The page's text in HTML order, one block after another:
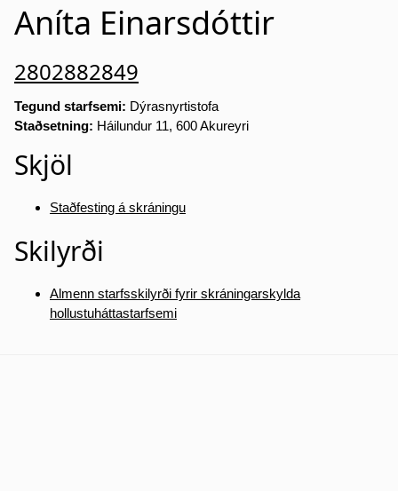
Aníta Einarsdóttir
2802882849
Tegund starfsemi: Dýrasnyrtistofa
Staðsetning: Háilundur 11, 600 Akureyri
Skjöl
Staðfesting á skráningu
Skilyrði
Almenn starfsskilyrði fyrir skráningarskylda
hollustuháttastarfsemi